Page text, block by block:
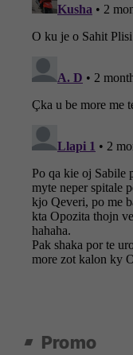
Promo